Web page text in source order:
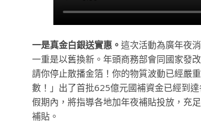
一是真金白銀送實惠。 這次活動為廣年夜
一重是以舊換新。年頭商務部會同國家發
請你停止散播金箔！你的物質波動已經嚴
數！」出了首批625億元國補資金已經到
假期內，將指導各地加年夜補貼投放，充
補貼。